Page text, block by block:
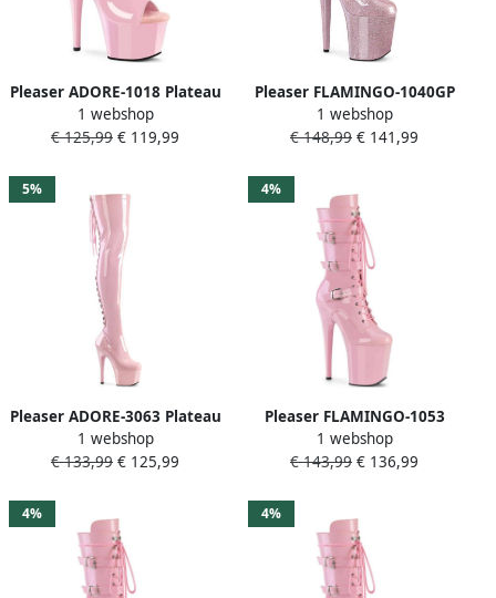
Pleaser ADORE-1018 Plateau
Laarzen 44 Shoes Roze
1 webshop
€ 125,99 € 119,99
Pleaser FLAMINGO-1040GP
Plateau Laarzen Paaldans
schoenen 42 Shoes Roze
1 webshop
€ 148,99 € 141,99
5%
Pleaser ADORE-3063 Plateau
Overknee Laarzen 35 Shoes
Roze
1 webshop
€ 133,99 € 125,99
4%
Pleaser FLAMINGO-1053
Plateau Laarzen Paaldans
schoenen 39 Shoes Roze
1 webshop
€ 143,99 € 136,99
4% 4%